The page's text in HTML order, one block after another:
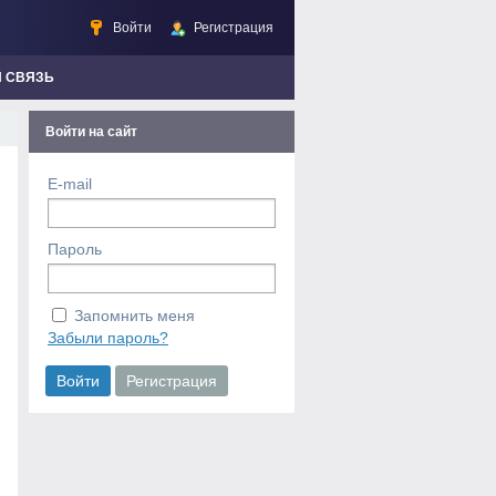
Войти Регистрация
СВЯЗЬ
Войти на сайт
E-mail
Пароль
Запомнить меня
Забыли пароль?